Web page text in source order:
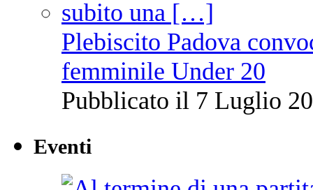
Plebiscito Padova
femminile Under 20
Pubblicato il 7 Luglio
Eventi